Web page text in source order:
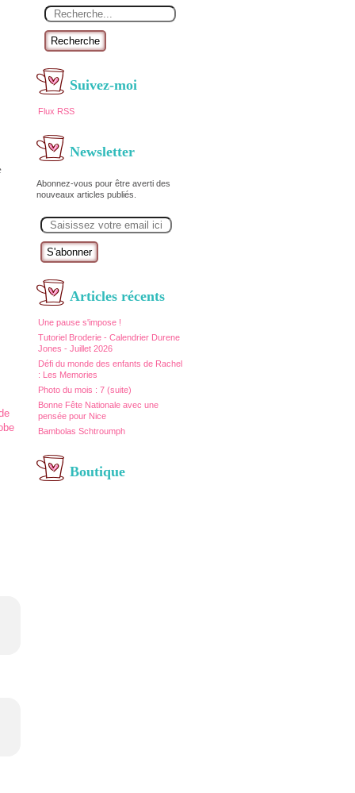
Recherche
Suivez-moi
Flux RSS
Newsletter
Abonnez-vous pour être averti des
nouveaux articles publiés.
m
Articles récents
Une pause s'impose !
Tutoriel Broderie - Calendrier Durene
Jones - Juillet 2026
Défi du monde des enfants de Rachel
: Les Memories
Photo du mois : 7 (suite)
Bonne Fête Nationale avec une
pensée pour Nice
Bambolas Schtroumph
Boutique